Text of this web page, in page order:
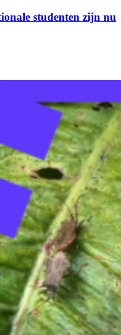
studenten zijn nu